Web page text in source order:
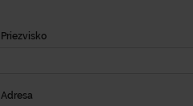
Priezvisko
Adresa